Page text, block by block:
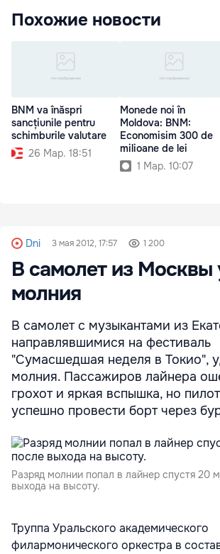
Похожие новости
BNM va înăspri
sancțiunile pentru
schimburile valutare
26 Мар. 18:51
Monede noi în
Moldova: BNM:
Economisim 300 de
milioane de lei
1 Мар. 10:07
Dni 3 мая 2012, 17:57 1 200
В самолет из Москвы
молния
В самолет с музыкантами из
направлявшимися на фестиваль
"Сумасшедшая неделя в Токио",
молния. Пассажиров лайнера
грохот и яркая вспышка, но
успешно провести борт через
Разряд молнии попал в лайнер спустя 20
выхода на высоту.
Труппа Уральского академического
филармонического оркестра в